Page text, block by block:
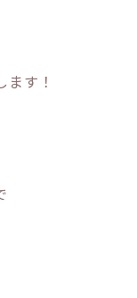
す！